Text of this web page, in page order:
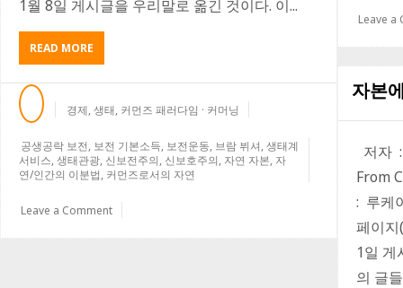
1월 8일 게시글을 우리말로 옮긴 것이다. 이...
READ MORE
공
생
락
전
을
통
분
리
경제,생태, 커먼즈 패러다임 · 커머닝
공생공락 보전, 보전 기본소득, 보전운동, 브람 뷔셔,생태계
서비스,생태관광, 신보전주의, 신보호주의, 자연 자본, 자
연/인간의 이분법, 커먼즈로서의 자연
Leave a Comment
Leave a
자본
저자
From
: 루케
페이
1일 게
의 글